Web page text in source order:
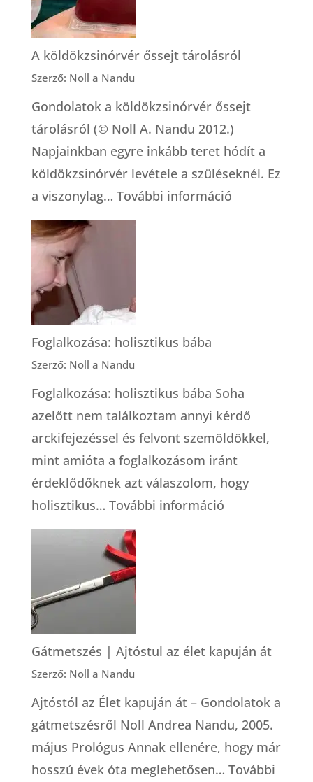
A köldökzsinórvér őssejt tárolásról
Szerző: Noll a Nandu
Gondolatok a köldökzsinórvér őssejt
tárolásról (© Noll A. Nandu 2012.)
Napjainkban egyre inkább teret hódít a
köldökzsinórvér levétele a szüléseknél. Ez
a viszonylag… További információ:
Foglalkozása: holisztikus bába
Szerző: Noll a Nandu
Foglalkozása: holisztikus bába Soha
azelőtt nem találkoztam annyi kérdő
arckifejezéssel és felvont szemöldökkel,
mint amióta a foglalkozásom iránt
érdeklődőknek azt válaszolom, hogy
holisztikus… További információ:
Gátmetszés | Ajtóstul az élet kapuján át
Szerző: Noll a Nandu
Ajtóstól az Élet kapuján át – Gondolatok a
gátmetszésről Noll Andrea Nandu, 2005.
május Prológus Annak ellenére, hogy már
hosszú évek óta meglehetősen… További